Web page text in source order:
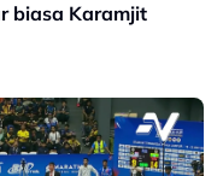
biasa Karamjit